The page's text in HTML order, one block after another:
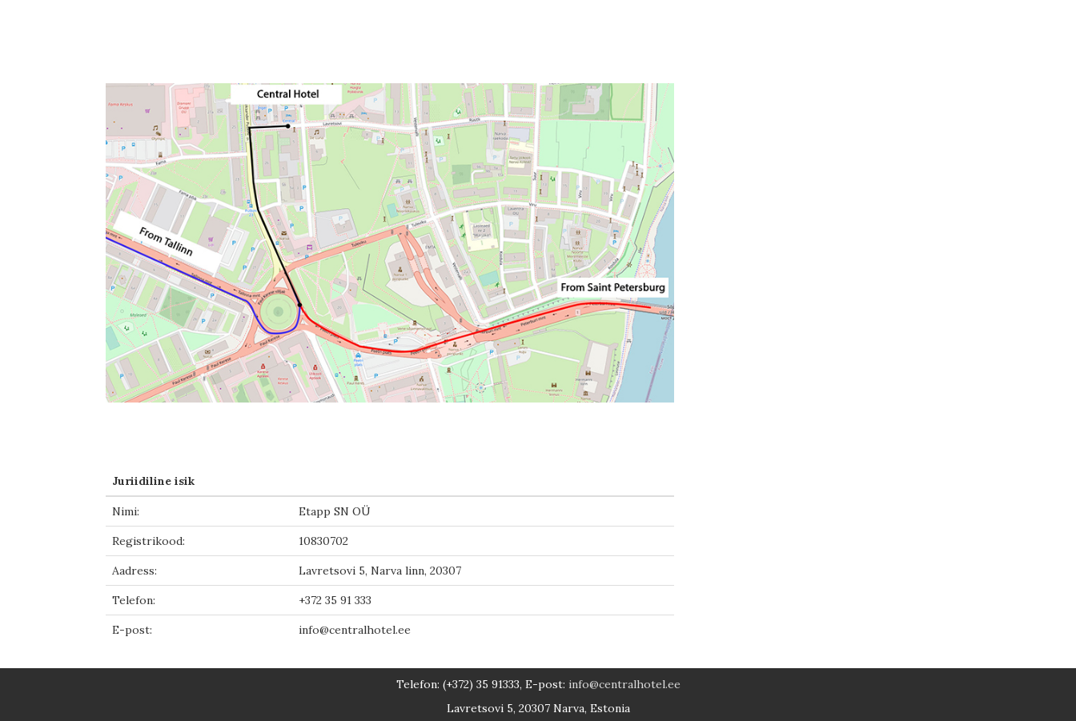
Juriidiline isik
Nimi: Etapp SN OÜ
Registrikood: 10830702
Aadress: Lavretsovi 5, Narva linn, 20307
Telefon: +372 35 91 333
E-post: info@centralhotel.ee
Telefon: (+372) 35 91333, E-post: info@centralhotel.ee
Lavretsovi 5, 20307 Narva, Estonia